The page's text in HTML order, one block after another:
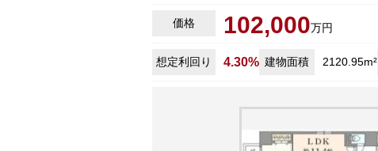
価格 102,000万円
想定利回り 4.30% 建物面積 2120.95m²